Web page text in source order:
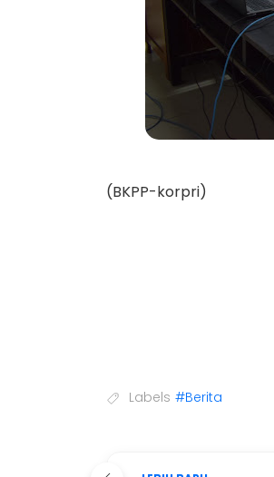
(BKPP-korpri)
Labels #Berita